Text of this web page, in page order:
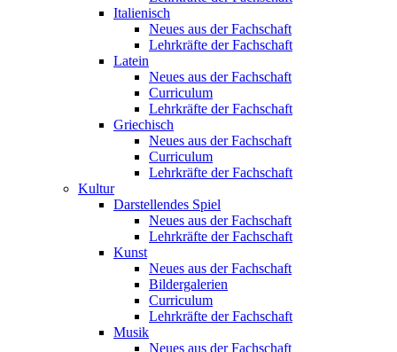
Italienisch
Neues aus der Fachschaft
Lehrkräfte der Fachschaft
Latein
Neues aus der Fachschaft
Curriculum
Lehrkräfte der Fachschaft
Griechisch
Neues aus der Fachschaft
Curriculum
Lehrkräfte der Fachschaft
Kultur
Darstellendes Spiel
Neues aus der Fachschaft
Lehrkräfte der Fachschaft
Kunst
Neues aus der Fachschaft
Bildergalerien
Curriculum
Lehrkräfte der Fachschaft
Musik
Neues aus der Fachschaft